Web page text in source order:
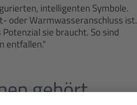
intelligenten Symbole.
oder Warmwasseranschluss ist.
sie braucht. So sind
entfallen.“
gehört